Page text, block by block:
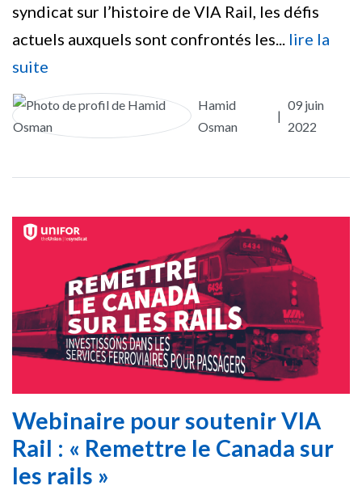
syndicat sur l’histoire de VIA Rail, les défis
actuels auxquels sont confrontés les...
lire la
suite
Hamid
Osman
|
09 juin
2022
Webinaire pour soutenir VIA
Rail : « Remettre le Canada sur
les rails »